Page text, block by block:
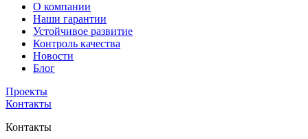
О компании
Наши гарантии
Устойчивое развитие
Контроль качества
Новости
Блог
Проекты
Контакты
Контакты